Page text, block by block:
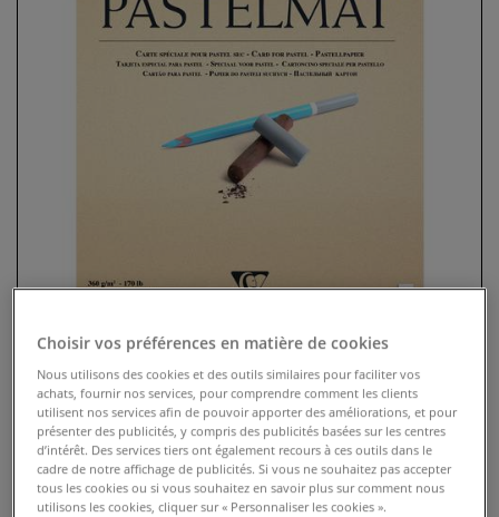
Bloc de feuilles Pastelmat version
1 Clairefontaine
16 Commentaires
Choisir vos préférences en matière de cookies
Nous utilisons des cookies et des outils similaires pour faciliter vos
achats, fournir nos services, pour comprendre comment les clients
utilisent nos services afin de pouvoir apporter des améliorations, et pour
présenter des publicités, y compris des publicités basées sur les centres
d’intérêt. Des services tiers ont également recours à ces outils dans le
cadre de notre affichage de publicités. Si vous ne souhaitez pas accepter
tous les cookies ou si vous souhaitez en savoir plus sur comment nous
utilisons les cookies, cliquer sur « Personnaliser les cookies ».